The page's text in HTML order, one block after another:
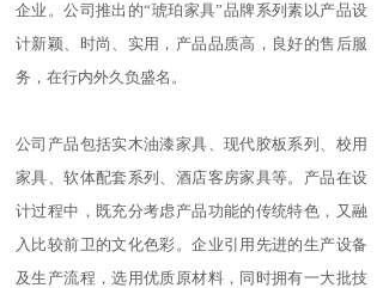
企业。公司推出的“琥珀家具”品牌系列素以产品设
计新颖、时尚、实用，产品品质高，良好的售后服
务，在行内外久负盛名。
公司产品包括实木油漆家具、现代胶板系列、校用
家具、软体配套系列、酒店客房家具等。产品在设
计过程中，既充分考虑产品功能的传统特色，又融
入比较前卫的文化色彩。企业引用先进的生产设备
及生产流程，选用优质原材料，同时拥有一大批技